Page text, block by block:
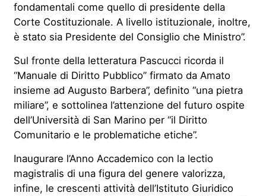
fondamentali come quello di presidente della
Corte Costituzionale. A livello istituzionale, inoltre,
è stato sia Presidente del Consiglio che Ministro”.
Sul fronte della letteratura Pascucci ricorda il
“Manuale di Diritto Pubblico” firmato da Amato
insieme ad Augusto Barbera”, definito “una pietra
miliare”, e sottolinea l’attenzione del futuro ospite
dell’Università di San Marino per “il Diritto
Comunitario e le problematiche etiche”.
Inaugurare l’Anno Accademico con la lectio
magistralis di una figura del genere valorizza,
infine, le crescenti attività dell’Istituto Giuridico